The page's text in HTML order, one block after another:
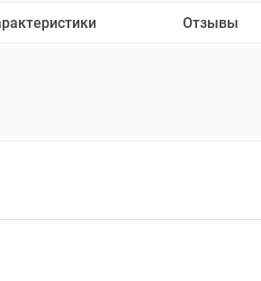
Отзывы